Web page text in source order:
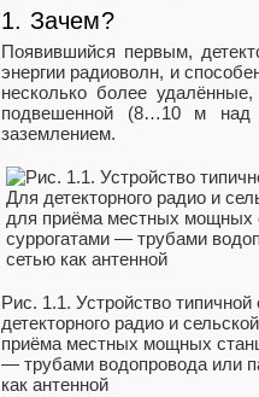
1. Зачем?
Появившийся первым,
энергии радиоволн, и
несколько более
подвешенной (8…10 м
заземлением.
Рис. 1.1. Устройство
детекторного радио и
приёма местных мощных
— трубами водопровода или
как антенной